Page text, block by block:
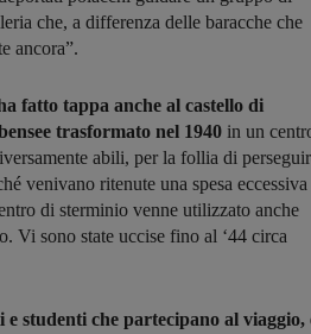
che, a differenza delle baracche che
ancora”.
fatto tappa anche al castello di
trasformato nel 1940 in un
abili, per la follia di
venivano ritenute una spesa eccessiva
di sterminio venne utilizzato anche
Vi sono state uccise fino al ‘44 circa
studenti che partecipano al viaggio,